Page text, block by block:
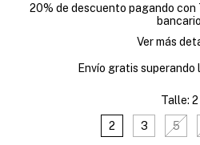
20% de descuento pagando con
bancario
Ver más
Envío gratis superando
Talle: 2
2
3 5